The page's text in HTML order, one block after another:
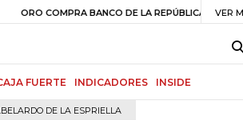
BANCO DE LA REPÚBLICA $ 408.498,97
VER
FUERTE INDICADORES INSIDE
DE LA ESPRIELLA